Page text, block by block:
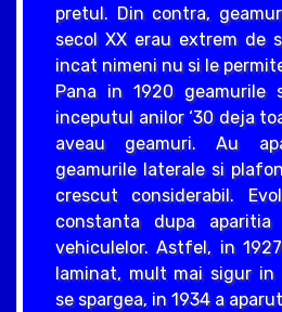
pretul. Din contra,
secol XX erau extrem de
incat nimeni nu si le
Pana in 1920
inceputul anilor ‘30 deja
aveau geamuri. Au
geamurile laterale si
crescut considerabil.
constanta dupa
vehiculelor. Astfel, in
laminat, mult mai sigur in
se spargea, in 1934 a